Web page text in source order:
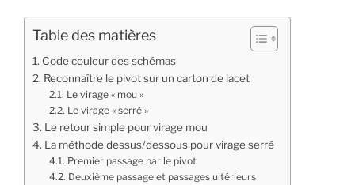
Table des matières
Code couleur des schémas
Reconnaître le pivot sur un carton de lacet
Le virage « mou »
Le virage « serré »
Le retour simple pour virage mou
La méthode dessus/dessous pour virage serré
Premier passage par le pivot
Deuxième passage et passages ultérieurs